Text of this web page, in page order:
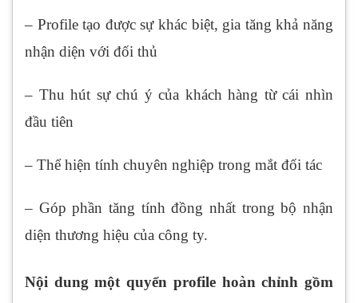
– Profile tạo được sự khác biệt, gia tăng khả năng
nhận diện với đối thủ
– Thu hút sự chú ý của khách hàng từ cái nhìn
đầu tiên
– Thể hiện tính chuyên nghiệp trong mắt đối tác
– Góp phần tăng tính đồng nhất trong bộ nhận
diện thương hiệu của công ty.
Nội dung một quyển profile hoàn chỉnh gồm